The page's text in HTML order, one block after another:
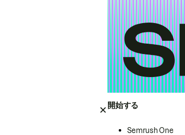
開始する
Semrush One